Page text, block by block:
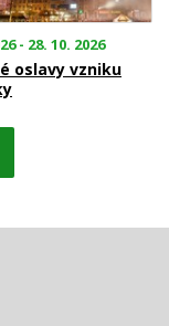
- 28. 10. 2026
oslavy vzniku